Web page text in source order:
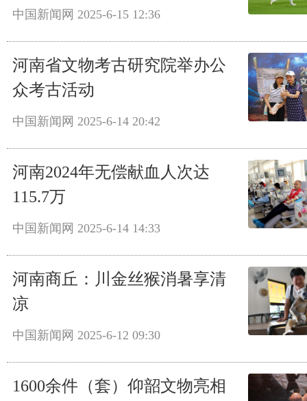
中国新闻网 2025-6-15 12:36
河南省文物考古研究院举办公
众考古活动
中国新闻网 2025-6-14 20:42
河南2024年无偿献血人次达
115.7万
中国新闻网 2025-6-14 14:33
河南商丘：川金丝猴消暑享清
凉
中国新闻网 2025-6-12 09:30
1600余件（套）仰韶文物亮相